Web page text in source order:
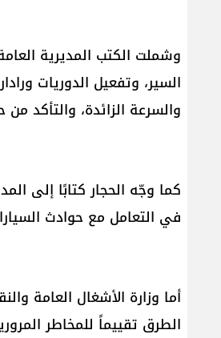
وشملت الكتب المديرية
السير، وتفعيل الدوريات
والسرعة الزائدة، والتأكد
كما وجّه الحجار كتابًا إلى
في التعامل مع حوادث
أما وزارة الأشغال العامة
الطرق تقييماً للمخاطر